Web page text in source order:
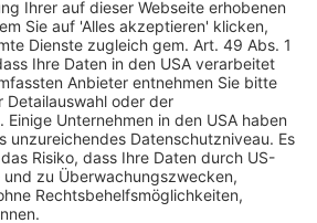
nicht geeignet ist, dieses Ziel
erläutert die Gründe
und macht zudem auf offene
aufmerksam. Im Juli 2025 hatte die
die EFRAG damit beauftragt,
freiwilligen
für KMU, insbesondere für
Unternehmen und Start-
wurde ebenfalls damit
Struktur für eine